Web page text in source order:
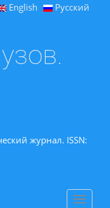
English Русский
журнал. ISSN:
Toggle